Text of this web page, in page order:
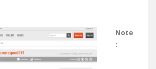
Note
: